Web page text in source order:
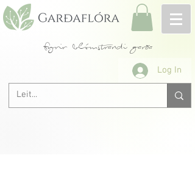
fyrir blómstrandi garða
Log In